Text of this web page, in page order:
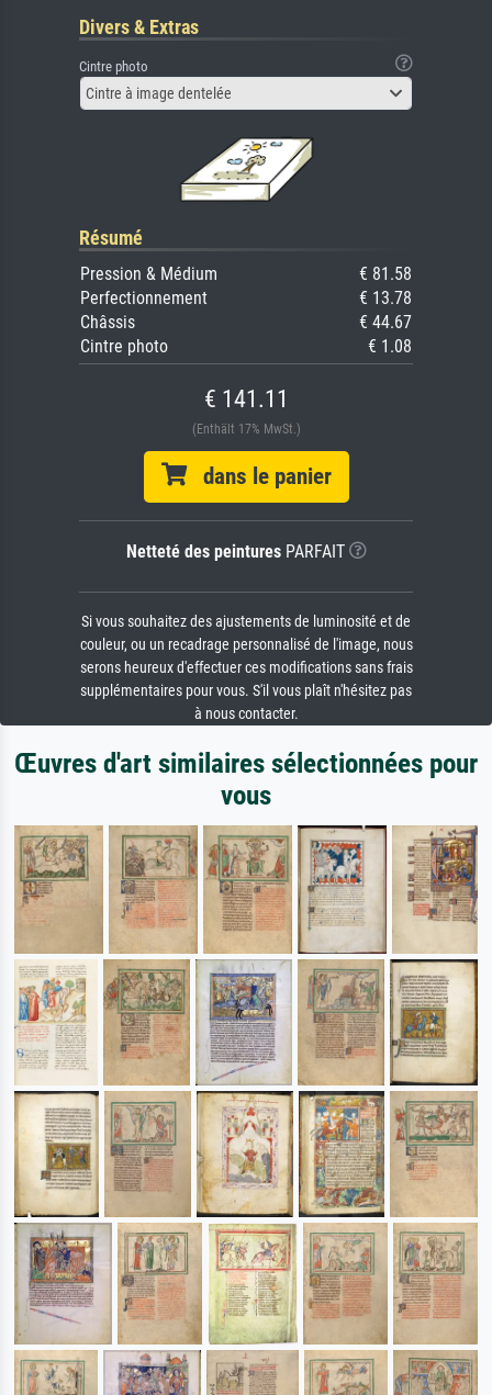
Divers & Extras
Cintre photo
Cintre à image dentelée
Résumé
Pression & Médium
€ 81.58
Perfectionnement
€ 13.78
Châssis
€ 44.67
Cintre photo
€ 1.08
€ 141.11
(Enthält 17% MwSt.)
dans le panier
Netteté des peinturesPARFAIT
Si vous souhaitez des ajustements de luminosité et de
couleur, ou un recadrage personnalisé de l'image, nous
serons heureux d'effectuer ces modifications sans frais
supplémentaires pour vous. S'il vous plaît n'hésitez pas
à nous contacter.
Œuvres d'art similaires sélectionnées pour
vous